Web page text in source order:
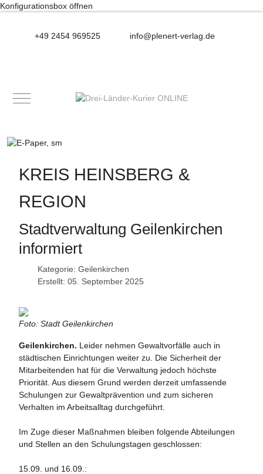
Konfigurationsbox öffnen
+49 2454 969525 info@plenert-verlag.de
Mobile Menu Toggle
KREIS HEINSBERG &
REGION
Stadtverwaltung Geilenkirchen
informiert
Kategorie: Geilenkirchen
Erstellt: 05. September 2025
Foto: Stadt Geilenkirchen
Geilenkirchen. Leider nehmen Gewaltvorfälle auch in
städtischen Einrichtungen weiter zu. Die Sicherheit der
Mitarbeitenden hat für die Verwaltung jedoch höchste
Priorität. Aus diesem Grund werden derzeit umfassende
Schulungen zur Gewaltprävention und zum sicheren
Verhalten im Arbeitsalltag durchgeführt.
Im Zuge dieser Maßnahmen bleiben folgende Abteilungen
und Stellen an den Schulungstagen geschlossen:
15.09. und 16.09.: